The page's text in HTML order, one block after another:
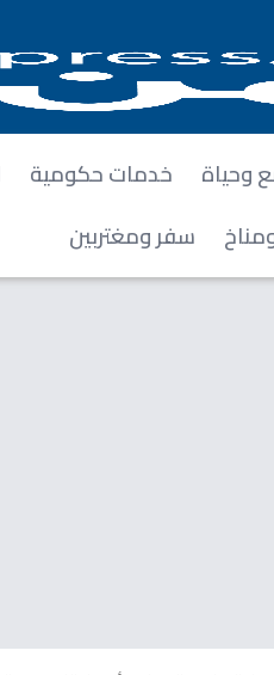
وحياة خدمات حكومية
سفر ومغتربين